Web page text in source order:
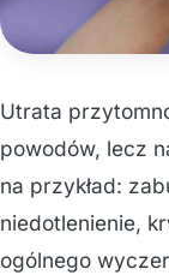
Utrata
powodów, lecz
na przykład:
niedotlenienie,
ogólnego